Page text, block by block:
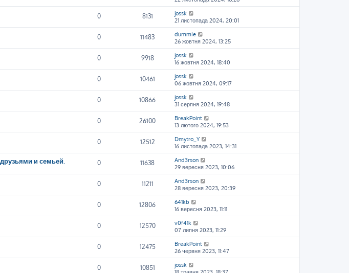
0 8131
jossk
21 листопада 2024, 20:01
0 11483
dummie
26 жовтня 2024, 13:25
0 9918
jossk
16 жовтня 2024, 18:40
0 10461
jossk
06 жовтня 2024, 09:17
0 10866
jossk
31 серпня 2024, 19:48
0 26100
BreakPoint
13 лютого 2024, 19:53
0 12512
Dmytro_Y
16 листопада 2023, 14:31
и семьей. 0 11638
And3rson
29 вересня 2023, 10:06
0 11211
And3rson
28 вересня 2023, 20:39
0 12806
641kb
16 вересня 2023, 11:11
0 12570
v0f41k
07 липня 2023, 11:29
0 12475
BreakPoint
26 червня 2023, 11:47
0 10851
jossk